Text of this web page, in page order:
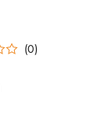
(0)